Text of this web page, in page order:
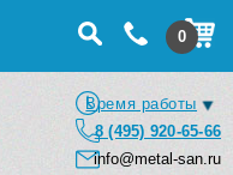
0
Время работы
8 (495) 920-65-66
info@metal-san.ru